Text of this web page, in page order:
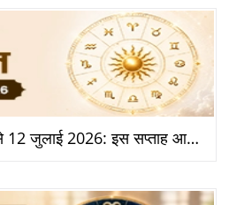
साप्ताहिक राशिफल 06 से 12 जुलाई 2026: इस सप्ताह आपकी राशि के लिए क्या है खास?